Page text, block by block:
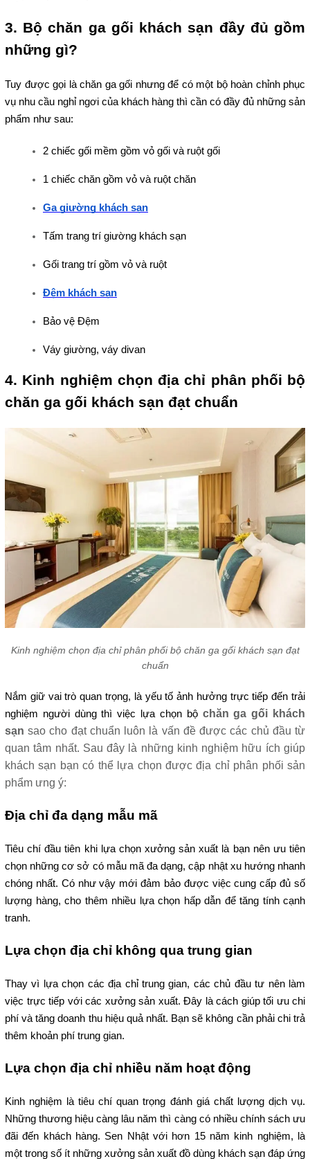
3. Bộ chăn ga gối khách sạn đầy đủ gồm
những gì?
Tuy được gọi là chăn ga gối nhưng để có một bộ hoàn chỉnh phục
vụ nhu cầu nghỉ ngơi của khách hàng thì cần có đầy đủ những sản
phẩm như sau:
2 chiếc gối mềm gồm vỏ gối và ruột gối
1 chiếc chăn gồm vỏ và ruột chăn
Ga giường khách sạn
Tấm trang trí giường khách sạn
Gối trang trí gồm vỏ và ruột
Đệm khách sạn
Bảo vệ Đệm
Váy giường, váy divan
4. Kinh nghiệm chọn địa chỉ phân phối bộ
chăn ga gối khách sạn đạt chuẩn
Kinh nghiệm chọn địa chỉ phân phối bộ chăn ga gối khách sạn đạt
chuẩn
Nắm giữ vai trò quan trọng, là yếu tố ảnh hưởng trực tiếp đến trải
nghiệm người dùng thì việc lựa chọn bộ chăn ga gối khách
sạn sao cho đạt chuẩn luôn là vấn đề được các chủ đầu từ
quan tâm nhất. Sau đây là những kinh nghiệm hữu ích giúp
khách sạn bạn có thể lựa chọn được địa chỉ phân phối sản
phẩm ưng ý:
Địa chỉ đa dạng mẫu mã
Tiêu chí đầu tiên khi lựa chọn xưởng sản xuất là bạn nên ưu tiên
chọn những cơ sở có mẫu mã đa dạng, cập nhật xu hướng nhanh
chóng nhất. Có như vậy mới đảm bảo được việc cung cấp đủ số
lượng hàng, cho thêm nhiều lựa chọn hấp dẫn để tăng tính cạnh
tranh.
Lựa chọn địa chỉ không qua trung gian
Thay vì lựa chọn các địa chỉ trung gian, các chủ đầu tư nên làm
việc trực tiếp với các xưởng sản xuất. Đây là cách giúp tối ưu chi
phí và tăng doanh thu hiệu quả nhất. Bạn sẽ không cần phải chi trả
thêm khoản phí trung gian.
Lựa chọn địa chỉ nhiều năm hoạt động
Kinh nghiệm là tiêu chí quan trọng đánh giá chất lượng dịch vụ.
Những thương hiệu càng lâu năm thì càng có nhiều chính sách ưu
đãi đến khách hàng. Sen Nhật với hơn 15 năm kinh nghiệm, là
một trong số ít những xưởng sản xuất đồ dùng khách sạn đáp ứng